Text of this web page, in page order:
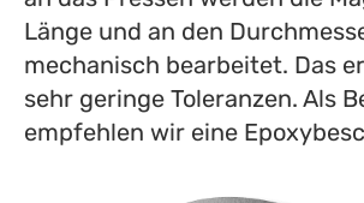
Länge und an den
mechanisch bearbeitet. Das
sehr geringe Toleranzen. Als
empfehlen wir eine